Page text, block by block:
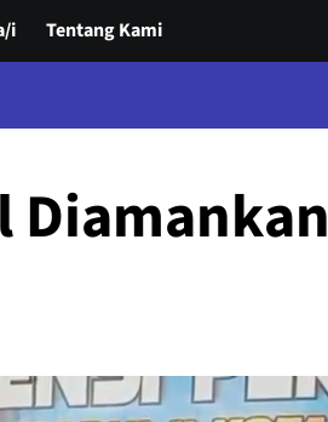
i Tentang Kami
Diamankan